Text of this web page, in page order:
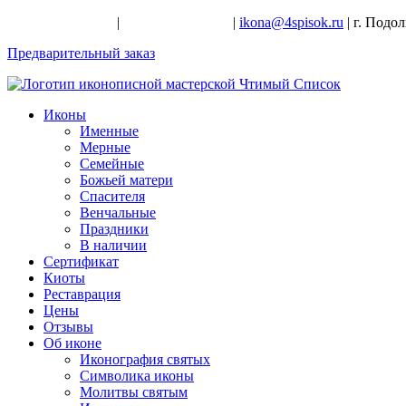
| | ikona@4spisok.ru | г.
Предварительный заказ
Иконы
Именные
Мерные
Семейные
Божьей матери
Спасителя
Венчальные
Праздники
В наличии
Сертификат
Киоты
Реставрация
Цены
Отзывы
Об иконе
Иконография святых
Символика иконы
Молитвы святым